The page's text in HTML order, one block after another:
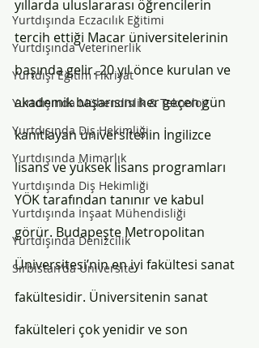
Yurtdışında Eczacılık Eğitimi
Yurtdışında Veterinerlik
Yurtdışı Eğitim Fikriyat
Yurtdışında Mühendislik & Teknoloji
Yurtdışında Diş Hekimliği
Yurtdışında Mimarlık
Yurtdışında Diş Hekimliği
Yurtdışında İnşaat Mühendisliği
Yurtdışında Denizcilik
Sırbistan'da Üniversite
yıllarda uluslararası öğrencilerin
tercih ettiği Macar üniversitelerinin
başında gelir. 20 yıl önce kurulan ve
akademik başarısını her geçen gün
kanıtlayan üniversitenin İngilizce
lisans ve yüksek lisans programları
YÖK tarafından tanınır ve kabul
görür. Budapeşte Metropolitan
Üniversitesi’nin en iyi fakültesi sanat
fakültesidir. Üniversitenin sanat
fakülteleri çok yenidir ve son